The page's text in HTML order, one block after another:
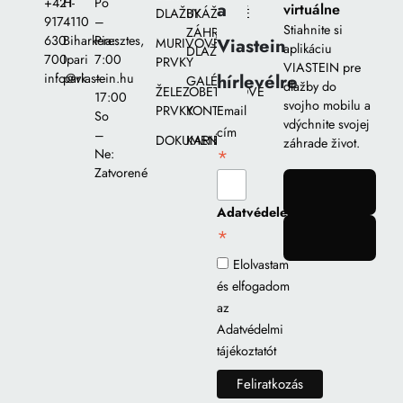
917
630
700
info@viastein.hu
4110
Biharkeresztes,
Ipari
park
–
Pia::
7:00
–
17:00
So
–
Ne:
Zatvorené
DLAŽBY
MURIVOVÉ
PRVKY
ŽELEZOBETÓNOVÉ
PRVKY
DOKUMENTY
UKÁŽKOVÉ
ZÁHRADY
DLAŽIEB
GALÉRIA
KONTAKT
KARIÉRA
a
Viastein
hírlevélre
Email
cím
*
Adatvédelem
*
Elolvastam
és elfogadom
az
Adatvédelmi
tájékoztatót
virtuálne
Stiahnite si
aplikáciu
VIASTEIN pre
dlažby do
svojho mobilu a
vdýchnite svojej
záhrade život.